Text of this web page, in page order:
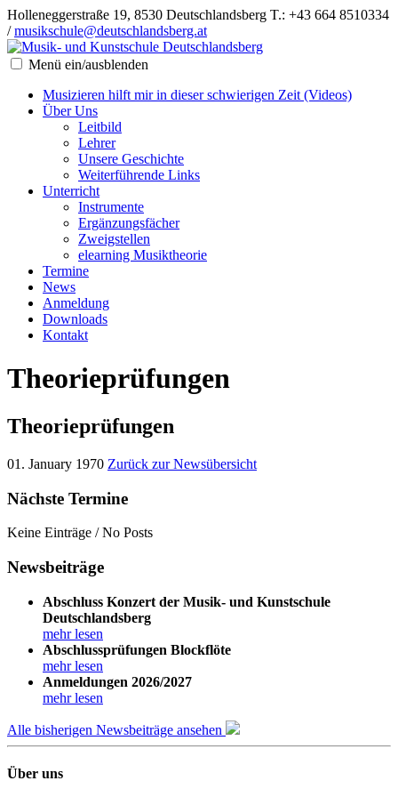
Holleneggerstraße 19, 8530 Deutschlandsberg T.: +43 664 8510334
/musikschule@deutschlandsberg.at
Menü ein/ausblenden
Musizieren hilft mir in dieser schwierigen Zeit (Videos)
Über Uns
Leitbild
Lehrer
Unsere Geschichte
Weiterführende Links
Unterricht
Instrumente
Ergänzungsfächer
Zweigstellen
elearning Musiktheorie
Termine
News
Anmeldung
Downloads
Kontakt
Theorieprüfungen
Theorieprüfungen
01. January 1970 Zurück zur Newsübersicht
Nächste Termine
Keine Einträge / No Posts
Newsbeiträge
Abschluss Konzert der Musik- und Kunstschule
Deutschlandsberg
mehr lesen
Abschlussprüfungen Blockflöte
mehr lesen
Anmeldungen 2026/2027
mehr lesen
Alle bisherigen Newsbeiträge ansehen
Über uns